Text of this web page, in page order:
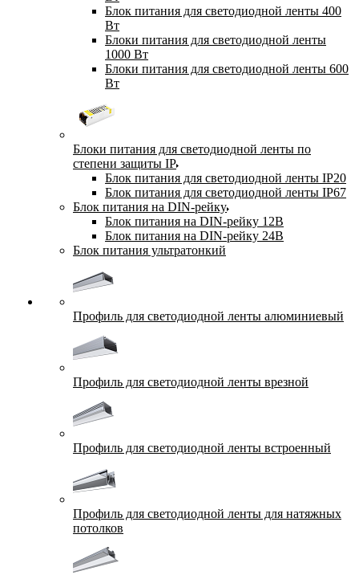
Блок питания для светодиодной ленты 400
Вт
Блоки питания для светодиодной ленты
1000 Вт
Блоки питания для светодиодной ленты 600
Вт
Блоки питания для светодиодной ленты по
степени защиты IP
Блок питания для светодиодной ленты IP20
Блок питания для светодиодной ленты IP67
Блок питания на DIN-рейку
Блок питания на DIN-рейку 12В
Блок питания на DIN-рейку 24В
Блок питания ультратонкий
Профиль для светодиодной ленты алюминиевый
Профиль для светодиодной ленты врезной
Профиль для светодиодной ленты встроенный
Профиль для светодиодной ленты для натяжных
потолков